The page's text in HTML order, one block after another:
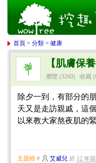
首頁 >分類 >健康
【肌膚保
瀏覽 (3260) 收藏
除夕一到，有部分的
天又是走訪親戚，這
以來教大家熬夜肌的
主題樹 # 艾威兒於 12 年前